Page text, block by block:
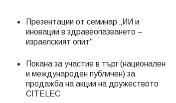
Презентации от семинар „ИИ и
иновации в здравеопазването –
израелският опит“
Покана за участие в търг (национален
и международен публичен) за
продажба на акции на дружеството
CITELEC